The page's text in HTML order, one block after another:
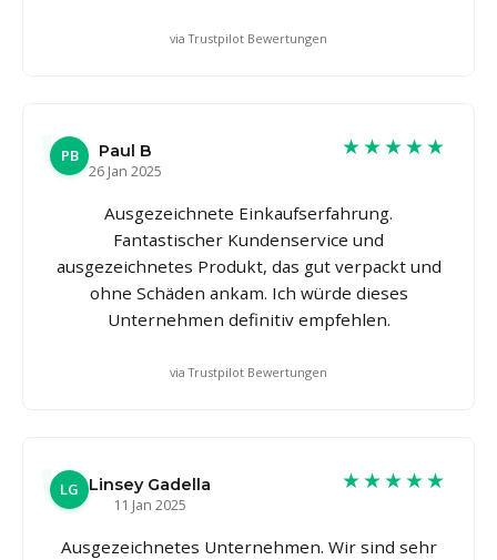
via Trustpilot Bewertungen
PB
Paul B
26 Jan 2025
★★★★★
Ausgezeichnete Einkaufserfahrung.
Fantastischer Kundenservice und
ausgezeichnetes Produkt, das gut verpackt und
ohne Schäden ankam. Ich würde dieses
Unternehmen definitiv empfehlen.
via Trustpilot Bewertungen
LG
Linsey Gadella
11 Jan 2025
★★★★★
Ausgezeichnetes Unternehmen. Wir sind sehr